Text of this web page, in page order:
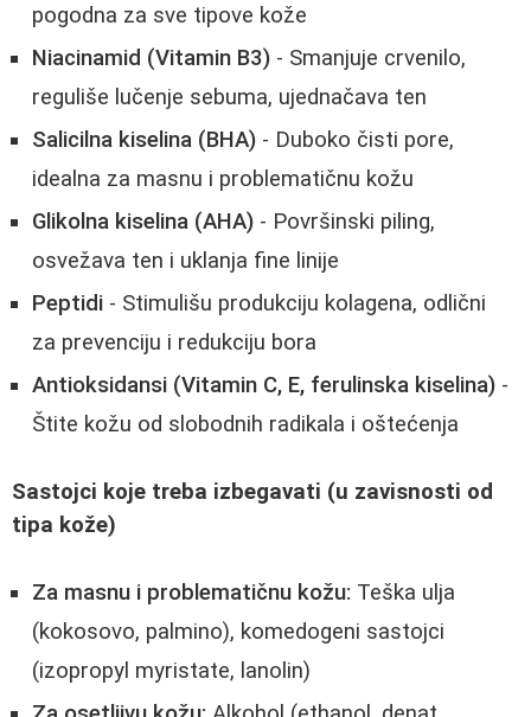
pogodna za sve tipove kože
Niacinamid (Vitamin B3) - Smanjuje crvenilo,
reguliše lučenje sebuma, ujednačava ten
Salicilna kiselina (BHA) - Duboko čisti pore,
idealna za masnu i problematičnu kožu
Glikolna kiselina (AHA) - Površinski piling,
osvežava ten i uklanja fine linije
Peptidi - Stimulišu produkciju kolagena, odlični
za prevenciju i redukciju bora
Antioksidansi (Vitamin C, E, ferulinska kiselina) -
Štite kožu od slobodnih radikala i oštećenja
Sastojci koje treba izbegavati (u zavisnosti od
tipa kože)
Za masnu i problematičnu kožu: Teška ulja
(kokosovo, palmino), komedogeni sastojci
(izopropyl myristate, lanolin)